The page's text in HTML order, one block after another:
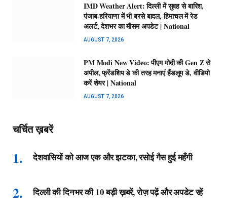
IMD Weather Alert: दिल्ली में सुबह से बारिश,
पंजाब-हरियाणा में भी बरसे बादल, हिमाचल में रेड
अलर्ट, देशभर का मौसम अपडेट | National
AUGUST 7, 2026
PM Modi New Video: पीएम मोदी की Gen Z से
अपील, फ्रेंडशिप डे की तरह मनाएं हैंडलूम डे, वीडियो
करें शेयर | National
AUGUST 7, 2026
चर्चित ख़बरें
देशवासियों को आज एक और झटका, रसोई गैस हुई महँगी
दिल्ली की दिनभर की 10 बड़ी ख़बरें, रोज़ पढ़ें और अपडेट रहें